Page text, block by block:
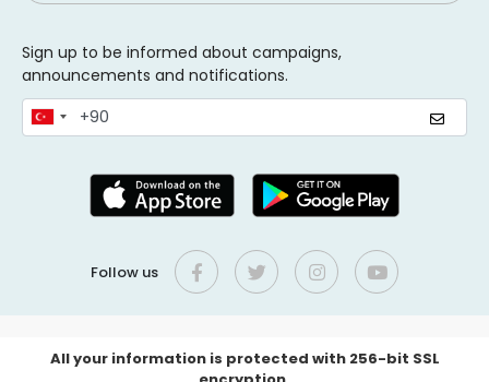
Sign up to be informed about campaigns,
announcements and notifications.
Follow us
All your information is protected with 256-bit SSL